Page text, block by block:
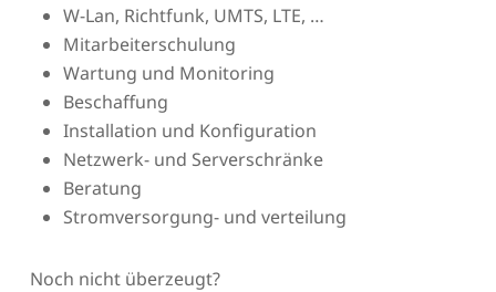
W-Lan, Richtfunk, UMTS, LTE, …
Mitarbeiterschulung
Wartung und Monitoring
Beschaffung
Installation und Konfiguration
Netzwerk- und Serverschränke
Beratung
Stromversorgung- und verteilung
Noch nicht überzeugt?